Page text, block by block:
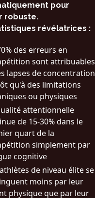
pour
robuste.
révélatrices :
des erreurs en
sont attribuables
lapses de concentration
qu'à des limitations
ou physiques
attentionnelle
de 15-30% dans le
quart de la
simplement par
cognitive
de niveau élite se
moins par leur
physique que par leur